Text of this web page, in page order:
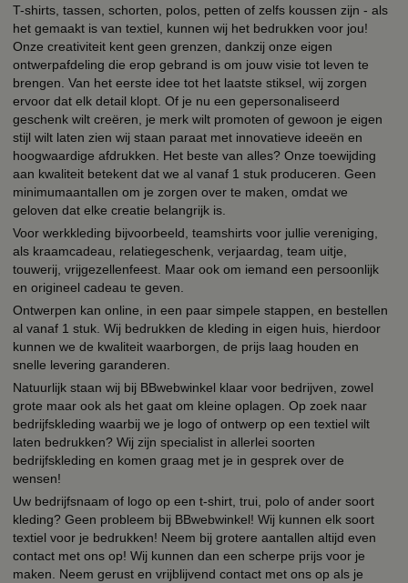
T-shirts, tassen, schorten, polos, petten of zelfs koussen zijn - als
het gemaakt is van textiel, kunnen wij het bedrukken voor jou!
Onze creativiteit kent geen grenzen, dankzij onze eigen
ontwerpafdeling die erop gebrand is om jouw visie tot leven te
brengen. Van het eerste idee tot het laatste stiksel, wij zorgen
ervoor dat elk detail klopt. Of je nu een gepersonaliseerd
geschenk wilt creëren, je merk wilt promoten of gewoon je eigen
stijl wilt laten zien wij staan paraat met innovatieve ideeën en
hoogwaardige afdrukken. Het beste van alles? Onze toewijding
aan kwaliteit betekent dat we al vanaf 1 stuk produceren. Geen
minimumaantallen om je zorgen over te maken, omdat we
geloven dat elke creatie belangrijk is.
Voor werkkleding bijvoorbeeld, teamshirts voor jullie vereniging,
als kraamcadeau, relatiegeschenk, verjaardag, team uitje,
touwerij, vrijgezellenfeest. Maar ook om iemand een persoonlijk
en origineel cadeau te geven.
Ontwerpen kan online, in een paar simpele stappen, en bestellen
al vanaf 1 stuk. Wij bedrukken de kleding in eigen huis, hierdoor
kunnen we de kwaliteit waarborgen, de prijs laag houden en
snelle levering garanderen.
Natuurlijk staan wij bij BBwebwinkel klaar voor bedrijven, zowel
grote maar ook als het gaat om kleine oplagen. Op zoek naar
bedrijfskleding waarbij we je logo of ontwerp op een textiel wilt
laten bedrukken? Wij zijn specialist in allerlei soorten
bedrijfskleding en komen graag met je in gesprek over de
wensen!
Uw bedrijfsnaam of logo op een t-shirt, trui, polo of ander soort
kleding? Geen probleem bij BBwebwinkel! Wij kunnen elk soort
textiel voor je bedrukken! Neem bij grotere aantallen altijd even
contact met ons op! Wij kunnen dan een scherpe prijs voor je
maken. Neem gerust en vrijblijvend contact met ons op als je